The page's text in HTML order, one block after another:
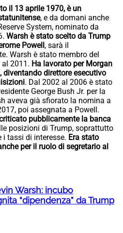
il 13 aprile 1970, è un
, e da domani anche
System, nominato da
Warsh è stato scelto da Trump
Powell , sarà il
Warsh è stato membro del
al 2011. Ha lavorato per Morgan
diventando direttore esecutivo
. Dal 2002 al 2006 è stato
George Bush Jr. per la
aveva già sfiorato la nomina a
poi assegnata a Powell.
pubblicamente la banca
posizioni di Trump, soprattutto
tassi di interesse. Era stato
per il ruolo di segretario al
Warsh: incubo
“dipendenza” da Trump